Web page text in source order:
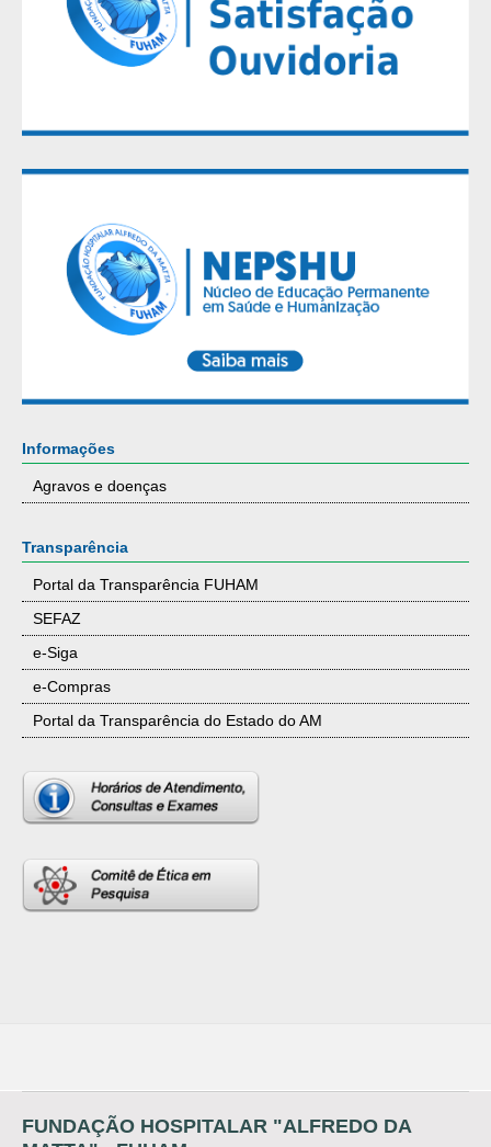
Informações
Agravos e doenças
Transparência
Portal da Transparência FUHAM
SEFAZ
e-Siga
e-Compras
Portal da Transparência do Estado do AM
FUNDAÇÃO HOSPITALAR "ALFREDO DA